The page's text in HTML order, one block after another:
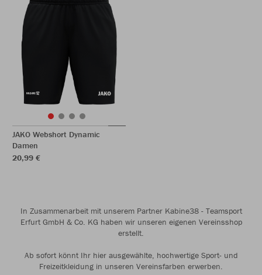
JAKO Webshort Dynamic
Damen
20,99 €
In Zusammenarbeit mit unserem Partner Kabine38 - Teamsport
Erfurt GmbH & Co. KG haben wir unseren eigenen Vereinsshop
erstellt.
Ab sofort könnt Ihr hier ausgewählte, hochwertige Sport- und
Freizeitkleidung in unseren Vereinsfarben erwerben.